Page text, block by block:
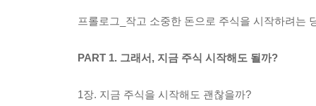
프롤로그_작고 소중한 돈으로 주식을 시작하려는
PART 1. 그래서, 지금 주식 시작해도 될까?
1장. 지금 주식을 시작해도 괜찮을까?